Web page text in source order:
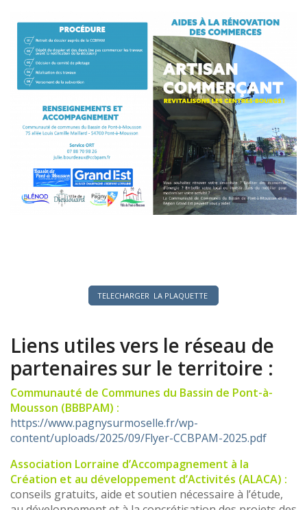
TELECHARGER LA PLAQUETTE
Liens utiles vers le réseau de
partenaires sur le territoire :
Communauté de Communes du Bassin de Pont-à-
Mousson (BBBPAM) :
https://www.pagnysurmoselle.fr/wp-
content/uploads/2025/09/Flyer-CCBPAM-2025.pdf
Association Lorraine d’Accompagnement à la
Création et au développement d’Activités (ALACA) :
conseils gratuits, aide et soutien nécessaire à l’étude,